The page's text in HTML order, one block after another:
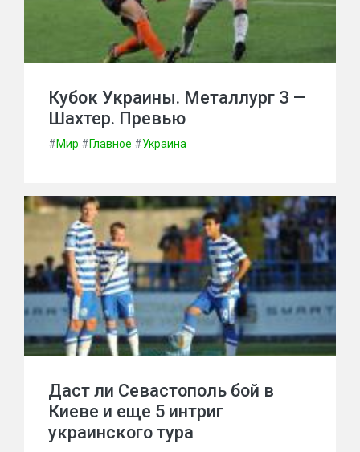
Кубок Украины. Металлург З —
Шахтер. Превью
#Мир #Главное #Украина
Даст ли Севастополь бой в
Киеве и еще 5 интриг
украинского тура